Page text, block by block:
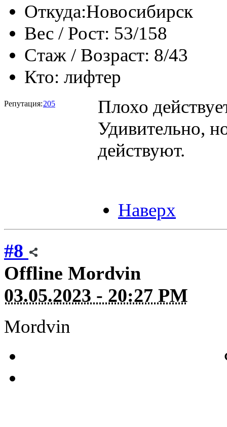
Откуда:Новосибирск
Вес / Рост: 53/158
Стаж / Возраст: 8/43
Кто: лифтер
Репутация:205
Плохо
Удивительно,
действуют.
Наверх
#8
Offline Mordvin
03.05.2023 - 20:27 PM
Mordvin